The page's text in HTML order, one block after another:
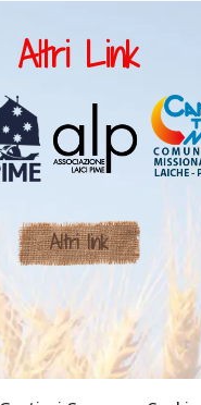
Altri Link
Altri link